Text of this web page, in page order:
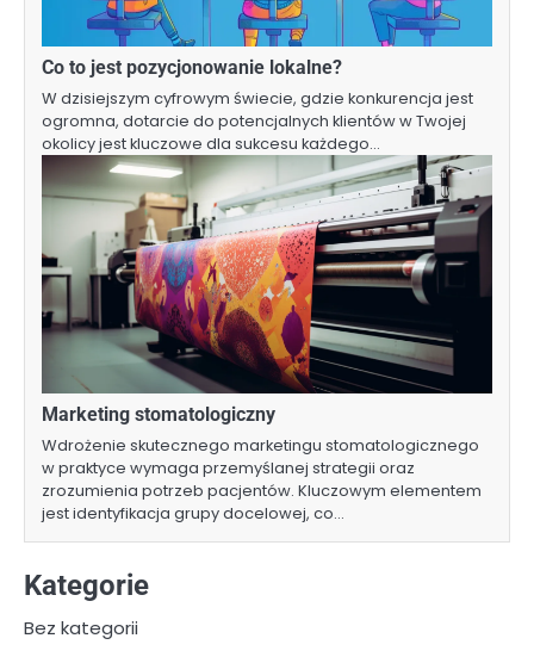
Co to jest pozycjonowanie lokalne?
W dzisiejszym cyfrowym świecie, gdzie konkurencja jest
ogromna, dotarcie do potencjalnych klientów w Twojej
okolicy jest kluczowe dla sukcesu każdego…
Marketing stomatologiczny
Wdrożenie skutecznego marketingu stomatologicznego
w praktyce wymaga przemyślanej strategii oraz
zrozumienia potrzeb pacjentów. Kluczowym elementem
jest identyfikacja grupy docelowej, co…
Kategorie
Bez kategorii